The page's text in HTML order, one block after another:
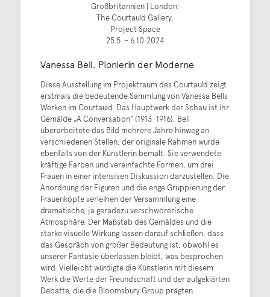
Großbritannien | London:
The Courtauld Gallery,
Project Space
25.5. – 6.10.2024
Vanessa Bell. Pionierin der Moderne
Diese Ausstellung im Projektraum des Courtauld zeigt
erstmals die bedeutende Sammlung von Vanessa Bells
Werken im Courtauld. Das Hauptwerk der Schau ist ihr
Gemälde „A Conversation“ (1913–1916). Bell
überarbeitete das Bild mehrere Jahre hinweg an
verschiedenen Stellen; der originale Rahmen wurde
ebenfalls von der Künstlerin bemalt. Sie verwendete
kräftige Farben und vereinfachte Formen, um drei
Frauen in einer intensiven Diskussion darzustellen. Die
Anordnung der Figuren und die enge Gruppierung der
Frauenköpfe verleihen der Versammlung eine
dramatische, ja geradezu verschwörerische
Atmosphäre. Der Maßstab des Gemäldes und die
starke visuelle Wirkung lassen darauf schließen, dass
das Gespräch von großer Bedeutung ist, obwohl es
unserer Fantasie überlassen bleibt, was besprochen
wird. Vielleicht würdigte die Künstlerin mit diesem
Werk die Werte der Freundschaft und der aufgeklärten
Debatte, die die Bloomsbury Group prägten.